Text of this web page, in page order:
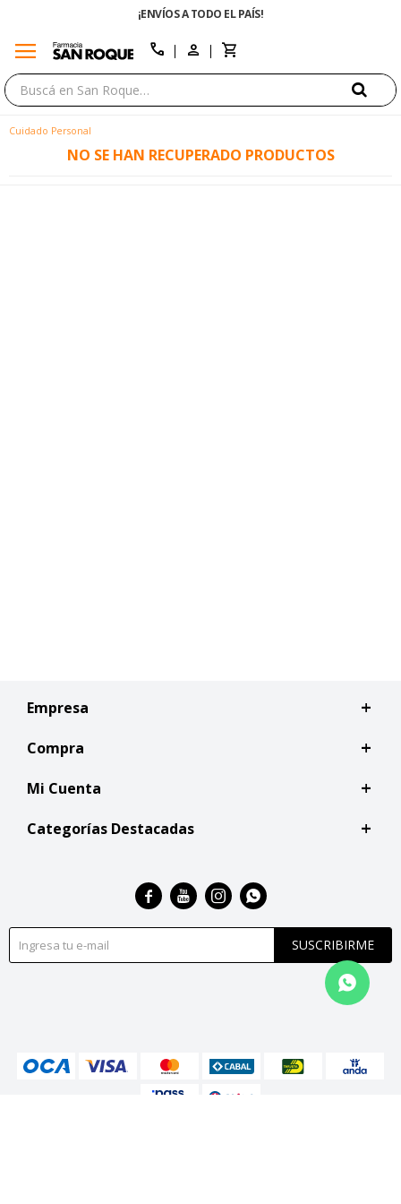
¡ENVÍOS A TODO EL PAÍS!
menu call
Cuidado Personal
NO SE HAN RECUPERADO PRODUCTOS
Empresa
Compra
Mi Cuenta
Categorías Destacadas
SUSCRIBIRME
   
close